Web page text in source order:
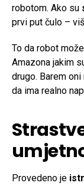
robotom. Ako su
prvi put čulo –
To da robot
Amazona jakim
drugo. Barem
da ima realno
Provedeno je